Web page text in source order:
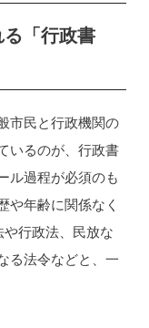
「行政書
市民と行政機関の
いるのが、行政書
ル過程が必須のも
や年齢に関係なく
行政法、民放な
る法令などと、一